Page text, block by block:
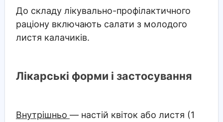
До складу лікувально-профілактичного
раціону включають салати з молодого
листя калачиків.
Лікарські форми і застосування
Внутрішньо — настій квіток або листя (1